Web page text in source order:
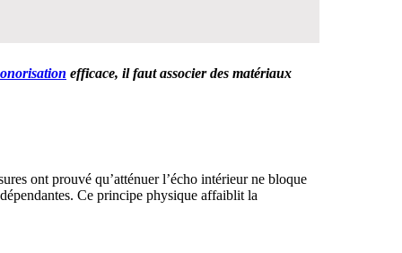
efficace, il faut associer des matériaux
ont prouvé qu’atténuer l’écho intérieur ne bloque
Ce principe physique affaiblit la